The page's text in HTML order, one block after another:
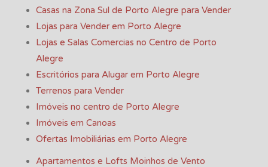
Casas na Zona Sul de Porto Alegre para Vender
Lojas para Vender em Porto Alegre
Lojas e Salas Comercias no Centro de Porto
Alegre
Escritórios para Alugar em Porto Alegre
Terrenos para Vender
Imóveis no centro de Porto Alegre
Imóveis em Canoas
Ofertas Imobiliárias em Porto Alegre
Apartamentos e Lofts Moinhos de Vento